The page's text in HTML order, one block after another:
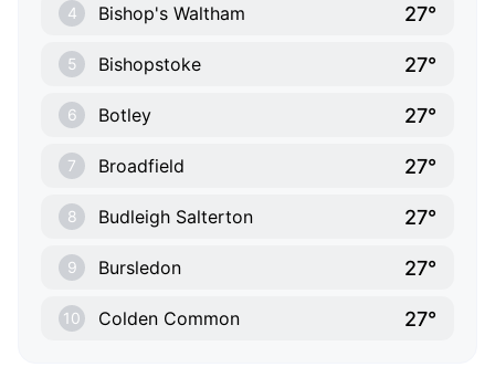
4 Bishop's Waltham 27°
5 Bishopstoke 27°
6 Botley 27°
7 Broadfield 27°
8 Budleigh Salterton 27°
9 Bursledon 27°
10 Colden Common 27°